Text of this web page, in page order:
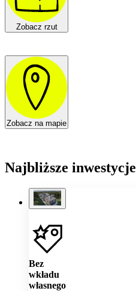
Zobacz rzut
Zobacz na mapie
Najbliższe inwestycje
Bez
wkładu
własnego